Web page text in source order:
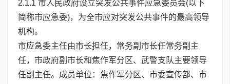
2.1.1 市人民政府设立突发公共事件应急委员会(以下
简称市应急委)，为全市应对突发公共事件的最高领导
机构。
市应急委主任由市长担任，常务副市长任常务副主
任，市政府副市长和焦作军分区、武警支队主要领导
任副主任。成员单位：焦作军分区、市委宣传部、市